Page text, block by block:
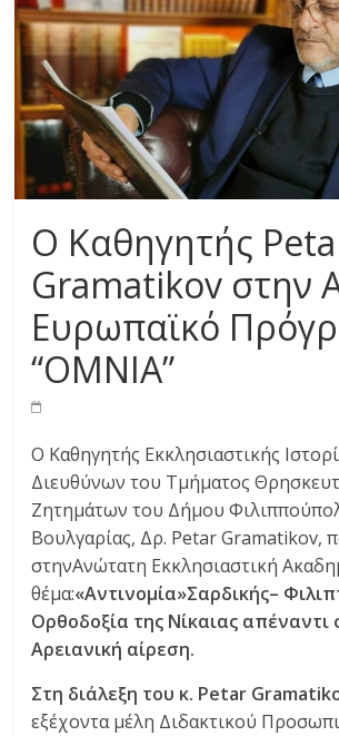
Εκκλησιαστική
Ακαδημία
Αθηνών
Ο Καθηγητής
Gramatikov στην
Ευρωπαϊκό
“OMNIA”
Ο Καθηγητής Εκκλησιαστικής
Διευθύνων του Τμήματος
Ζητημάτων του Δήμου
Βουλγαρίας, Δρ. Petar Gramatikov,
στηνΑνώτατη Εκκλησιαστική
θέμα:«Αντινομία»Σαρδικής–
Ορθοδοξία της Νίκαιας απέναντι
Αρειανική αίρεση.
Στη διάλεξη του κ. Petar
εξέχοντα μέλη Διδακτικού